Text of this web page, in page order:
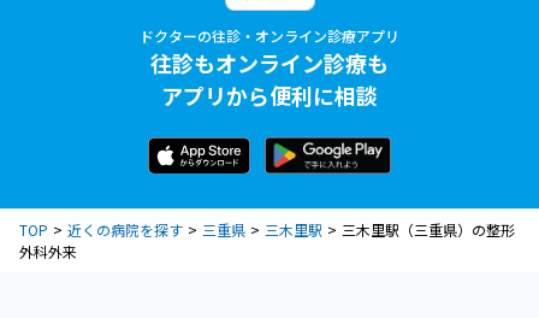
ドクターの往診・オンライン診療アプリ
往診もオンライン診療も
アプリから便利に相談
TOP 近くの病院を探す 三重県 三木里駅
三木里駅（三重県）の整形
外科外来